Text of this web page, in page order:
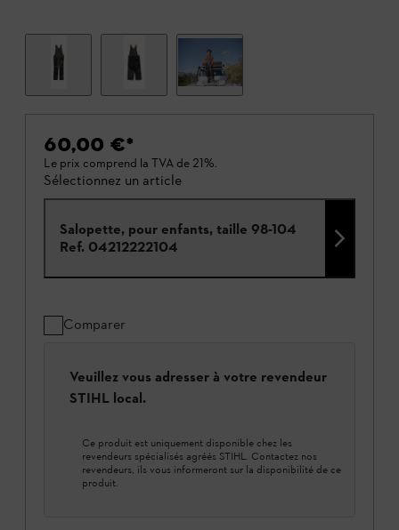
60,00 €*
Le prix comprend la TVA de 21%.
Sélectionnez un article
Salopette, pour enfants, taille 98-104
Ref. 04212222104
Comparer
Veuillez vous adresser à votre revendeur
STIHL local.
Ce produit est uniquement disponible chez les
revendeurs spécialisés agréés STIHL. Contactez nos
revendeurs, ils vous informeront sur la disponibilité de ce
produit.